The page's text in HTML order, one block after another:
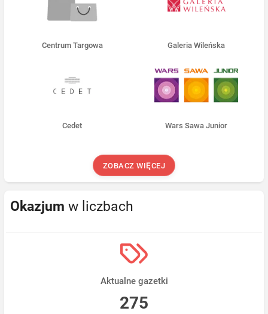
Centrum Targowa Galeria Wileńska
Cedet Wars Sawa Junior
ZOBACZ WIĘCEJ
Okazjum w liczbach
Aktualne gazetki
275